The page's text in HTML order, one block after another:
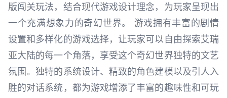
版闯关玩法，结合现代游戏设计理念，为玩家呈现出
一个充满想象力的奇幻世界。 游戏拥有丰富的剧情
设置和多样化的游戏选择，让玩家可以自由探索艾瑞
亚大陆的每一个角落，享受这个奇幻世界独特的文艺
氛围。独特的系统设计、精致的角色建模以及引人入
胜的对话系统，都为游戏增添了丰富的趣味性和可玩